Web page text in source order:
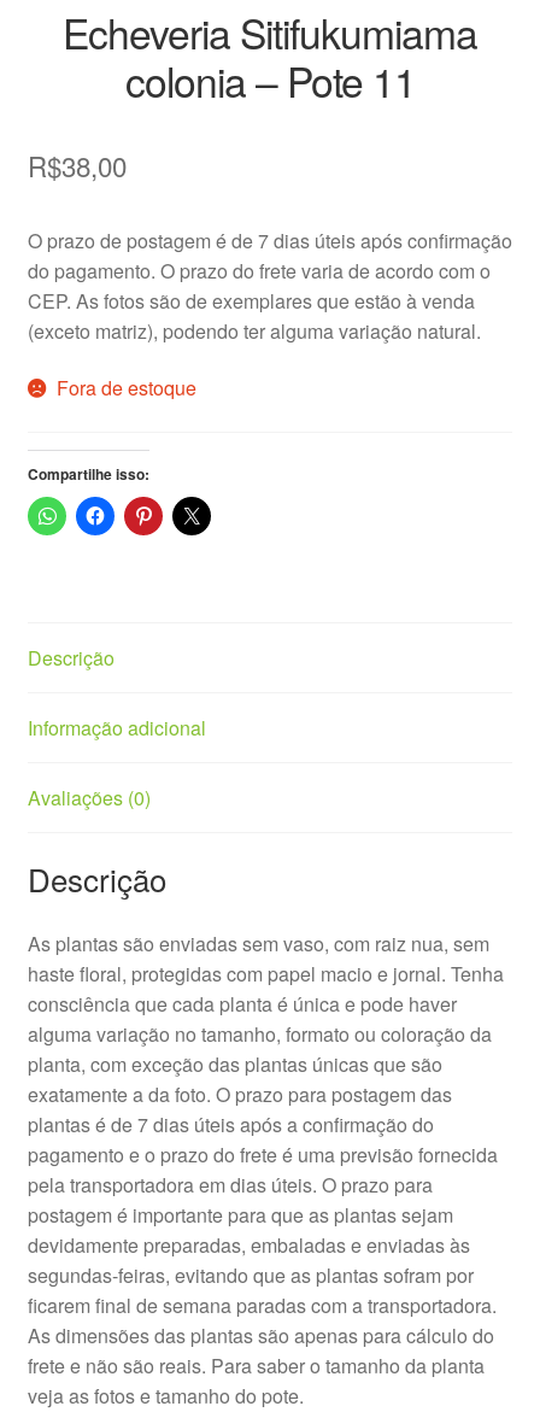
Echeveria Sitifukumiama
colonia – Pote 11
R$38,00
O prazo de postagem é de 7 dias úteis após confirmação
do pagamento. O prazo do frete varia de acordo com o
CEP. As fotos são de exemplares que estão à venda
(exceto matriz), podendo ter alguma variação natural.
Fora de estoque
Compartilhe isso:
Descrição
Informação adicional
Avaliações (0)
Descrição
As plantas são enviadas sem vaso, com raiz nua, sem
haste floral, protegidas com papel macio e jornal. Tenha
consciência que cada planta é única e pode haver
alguma variação no tamanho, formato ou coloração da
planta, com exceção das plantas únicas que são
exatamente a da foto. O prazo para postagem das
plantas é de 7 dias úteis após a confirmação do
pagamento e o prazo do frete é uma previsão fornecida
pela transportadora em dias úteis. O prazo para
postagem é importante para que as plantas sejam
devidamente preparadas, embaladas e enviadas às
segundas-feiras, evitando que as plantas sofram por
ficarem final de semana paradas com a transportadora.
As dimensões das plantas são apenas para cálculo do
frete e não são reais. Para saber o tamanho da planta
veja as fotos e tamanho do pote.